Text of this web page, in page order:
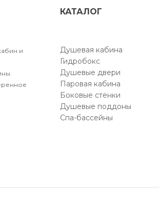
и
КАТАЛОГ
Душевая кабина
Гидробокс
Душевые двери
Паровая кабина
Боковые стенки
Душевые поддоны
Спа-бассейны